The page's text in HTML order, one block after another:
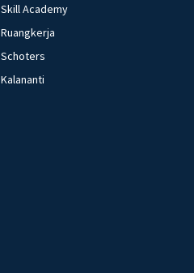
Skill Academy
Ruangkerja
Schoters
Kalananti